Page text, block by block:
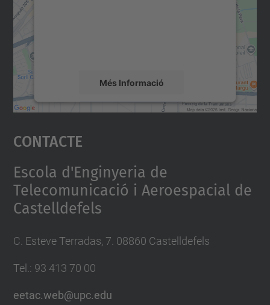
Més Informació
Accepta
powered by
Contacte
Escola d'Enginyeria de
Telecomunicació i Aeroespacial de
Castelldefels
C. Esteve Terradas, 7. 08860 Castelldefels
Tel.: 93 413 70 00
eetac.web@upc.edu